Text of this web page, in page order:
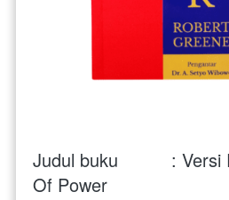
Judul buku          : Versi
Of Power